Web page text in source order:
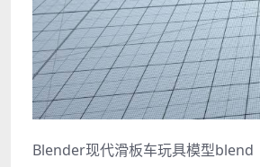
Blender现代滑板车玩具模型blend